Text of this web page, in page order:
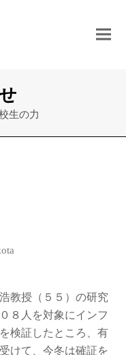
生の力
教授（５５）の研究
８人を対象にインフ
検証したところ、有
けて、今冬は確証を